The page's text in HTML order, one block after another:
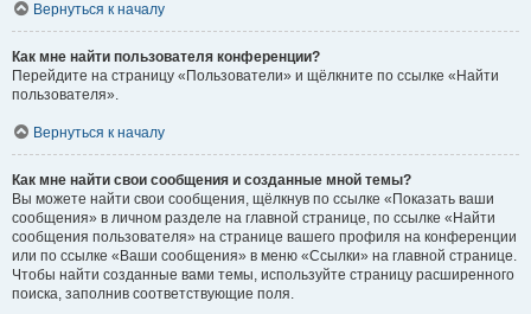
Вернуться к началу
Как мне найти пользователя конференции?
Перейдите на страницу «Пользователи» и щёлкните по ссылке «Найти
пользователя».
Вернуться к началу
Как мне найти свои сообщения и созданные мной темы?
Вы можете найти свои сообщения, щёлкнув по ссылке «Показать ваши
сообщения» в личном разделе на главной странице, по ссылке «Найти
сообщения пользователя» на странице вашего профиля на конференции
или по ссылке «Ваши сообщения» в меню «Ссылки» на главной странице.
Чтобы найти созданные вами темы, используйте страницу расширенного
поиска, заполнив соответствующие поля.